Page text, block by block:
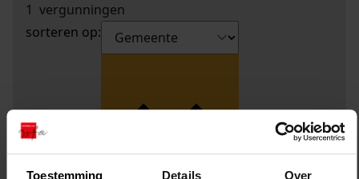
Toestemming Details Over
1 vergunningen
sorteren op: